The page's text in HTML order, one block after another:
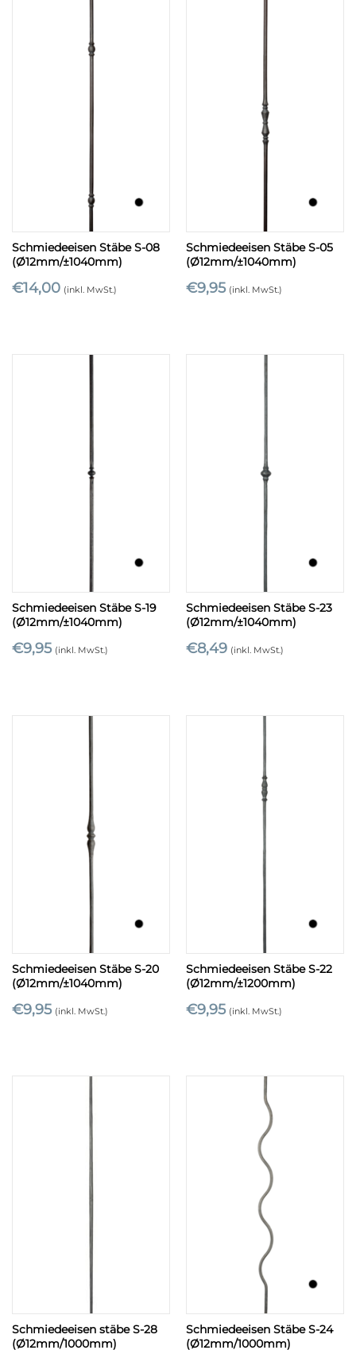
Schmiedeeisen Stäbe S-08
(Ø12mm/±1040mm)
€14,00 (inkl. MwSt.)
Schmiedeeisen Stäbe S-05
(Ø12mm/±1040mm)
€9,95 (inkl. MwSt.)
Schmiedeeisen Stäbe S-19
(Ø12mm/±1040mm)
€9,95 (inkl. MwSt.)
Schmiedeeisen Stäbe S-23
(Ø12mm/±1040mm)
€8,49 (inkl. MwSt.)
Schmiedeeisen Stäbe S-20
(Ø12mm/±1040mm)
€9,95 (inkl. MwSt.)
Schmiedeeisen Stäbe S-22
(Ø12mm/±1200mm)
€9,95 (inkl. MwSt.)
Schmiedeeisen stäbe S-28
(Ø12mm/1000mm)
Schmiedeeisen Stäbe S-24
(Ø12mm/1000mm)